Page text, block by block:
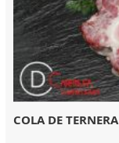
COLA DE TERNERA